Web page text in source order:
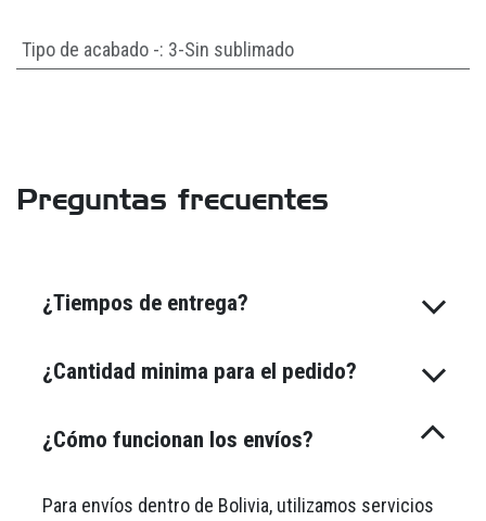
Tipo de acabado -: 3-Sin sublimado
Preguntas frecuentes
¿Tiempos de entrega?
¿Cantidad minima para el pedido?
¿Cómo funcionan los envíos?
Para envíos dentro de Bolivia, utilizamos servicios